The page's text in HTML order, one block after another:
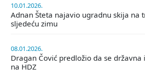
10.01.2026.
Adnan Šteta najavio ugradnu skija na
sljedeću zimu
08.01.2026.
Dragan Čović predložio da se
na HDZ